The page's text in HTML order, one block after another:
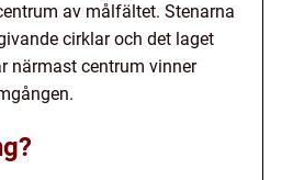
av målfältet. Stenarna
cirklar och det laget
närmast centrum vinner